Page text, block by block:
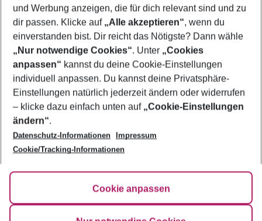
Pauschalreisen Danzig
Footer
Footer navigation
Über uns
AGB
Bestpreisgarantie
Cookie-Einstellungen ändern
Cookie-Richtlinie
Impressum
Agenturbetreuung
Barrierefreies Reisen
HanseMerkur Reiseversicherung
Hilfe & Kontakt
Folge uns
und Werbung anzeigen, die für dich relevant sind und zu
dir passen. Klicke auf „Alle akzeptieren“, wenn du
einverstanden bist. Dir reicht das Nötigste? Dann wähle
„Nur notwendige Cookies“. Unter „Cookies
anpassen“ kannst du deine Cookie-Einstellungen
individuell anpassen. Du kannst deine Privatsphäre-
Einstellungen natürlich jederzeit ändern oder widerrufen
– klicke dazu einfach unten auf „Cookie-Einstellungen
ändern“.
Datenschutz-Informationen
Impressum
Cookie/Tracking-Informationen
Cookie anpassen